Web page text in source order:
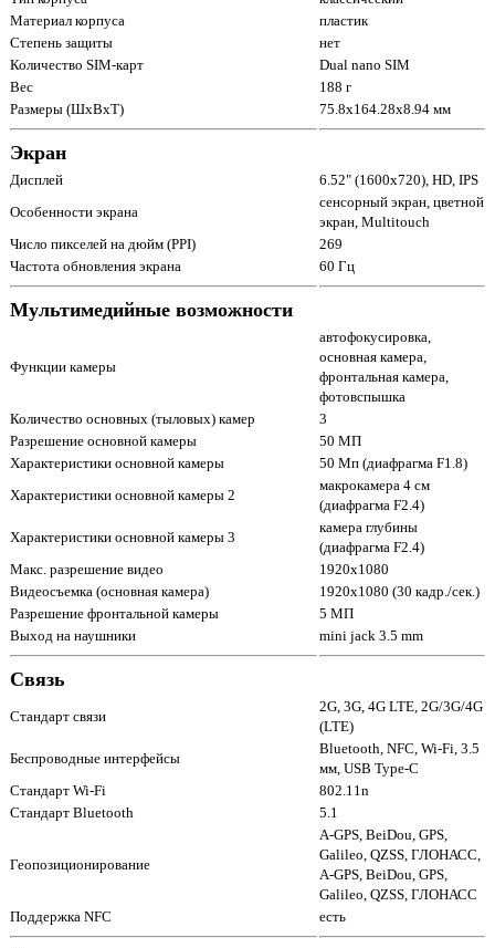
Материал корпуса
пластик
Степень защиты
нет
Количество SIM-карт
Dual nano SIM
Вес
188 г
Размеры (ШxВxТ)
75.8x164.28x8.94 мм
Экран
Дисплей
6.52" (1600x720), HD, IPS
Особенности экрана
сенсорный экран, цветной
экран, Multitouch
Число пикселей на дюйм (PPI)
269
Частота обновления экрана
60 Гц
Мультимедийные возможности
Функции камеры
автофокусировка,
основная камера,
фронтальная камера,
фотовспышка
Количество основных (тыловых) камер
3
Разрешение основной камеры
50 МП
Характеристики основной камеры
50 Мп (диафрагма F1.8)
Характеристики основной камеры 2
макрокамера 4 см
(диафрагма F2.4)
Характеристики основной камеры 3
камера глубины
(диафрагма F2.4)
Макс. разрешение видео
1920x1080
Видеосъемка (основная камера)
1920x1080 (30 кадр./сек.)
Разрешение фронтальной камеры
5 МП
Выход на наушники
mini jack 3.5 mm
Связь
Стандарт связи
2G, 3G, 4G LTE, 2G/3G/4G
(LTE)
Беспроводные интерфейсы
Bluetooth, NFC, Wi-Fi, 3.5
мм, USB Type-C
Стандарт Wi-Fi
802.11n
Стандарт Bluetooth
5.1
Геопозиционирование
A-GPS, BeiDou, GPS,
Galileo, QZSS, ГЛОНАСС,
A-GPS, BeiDou, GPS,
Galileo, QZSS, ГЛОНАСС
Поддержка NFC
есть